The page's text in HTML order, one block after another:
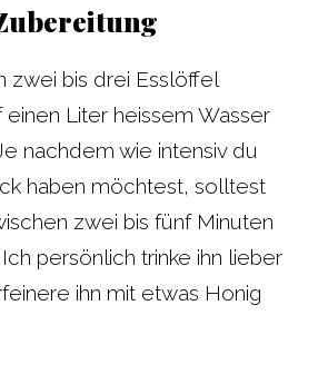
zwei bis drei Esslöffel
einen Liter heissem Wasser
nachdem wie intensiv du
haben möchtest, solltest
zwei bis fünf Minuten
persönlich trinke ihn lieber
ihn mit etwas Honig